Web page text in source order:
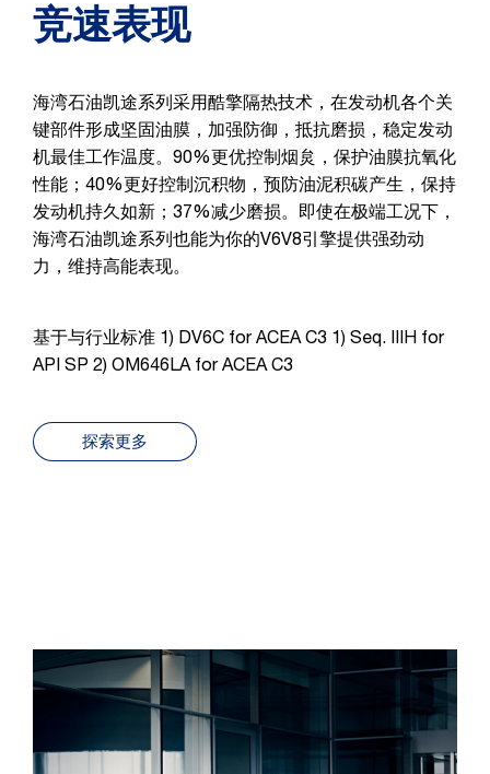
竞速表现
海湾石油凯途系列采用酷擎隔热技术，在发动机各个关
键部件形成坚固油膜，加强防御，抵抗磨损，稳定发动
机最佳工作温度。90%更优控制烟炱，保护油膜抗氧化
性能；40%更好控制沉积物，预防油泥积碳产生，保持
发动机持久如新；37%减少磨损。即使在极端工况下，
海湾石油凯途系列也能为你的V6V8引擎提供强劲动
力，维持高能表现。
基于与行业标准 1) DV6C for ACEA C3 1) Seq. IIIH for
API SP 2) OM646LA for ACEA C3
探索更多